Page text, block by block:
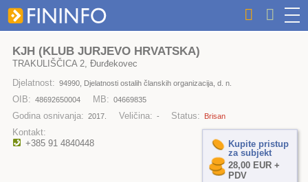
KJH (KLUB JURJEVO HRVATSKA)
TRAKULIŠČICA 2, Đurđekovec
Djelatnost: 94990, Djelatnosti ostalih članskih organizacija, d. n.
OIB: 48692650004 MB: 04669835
Godina osnivanja: 2017. Veličina: - Status: Brisan
Kontakt:
+385 91 4840448
Kupite pristup
za subjekt
28,00 EUR +
PDV